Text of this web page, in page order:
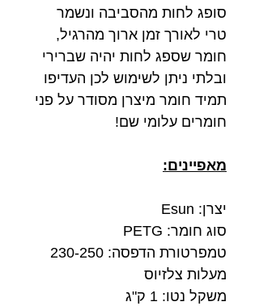
סופג לחות מהסביבה ונשמר
טרי לאורך זמן ארוך מהרגיל,
חומר שספג לחות יהיה שברירי
ובלתי ניתן לשימוש לכן העדיפו
תמיד חומר מיצרן מסודר על פני
חומרים עלומי שם!
מאפיינים:
יצרן: Esun
סוג חומר: PETG
טמפרטורת הדפסה: 230-250
מעלות צלזיוס
משקל נטו: 1 ק"ג